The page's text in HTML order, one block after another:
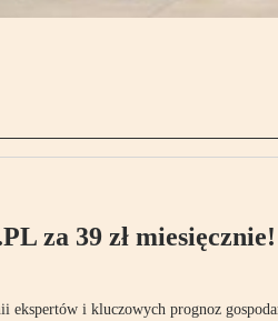
za 39 zł miesięcznie!
i kluczowych prognoz